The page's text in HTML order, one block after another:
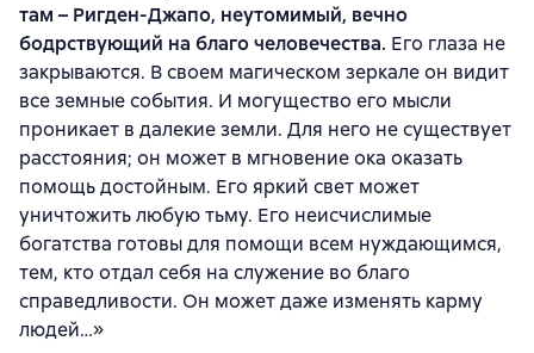
там – Ригден-Джапо, неутомимый, вечно
бодрствующий на благо человечества. Его глаза не
закрываются. В своем магическом зеркале он видит
все земные события. И могущество его мысли
проникает в далекие земли. Для него не существует
расстояния; он может в мгновение ока оказать
помощь достойным. Его яркий свет может
уничтожить любую тьму. Его неисчислимые
богатства готовы для помощи всем нуждающимся,
тем, кто отдал себя на служение во благо
справедливости. Он может даже изменять карму
людей…»